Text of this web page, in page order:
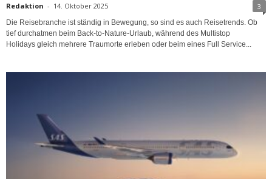
Redaktion - 14. Oktober 2025 3
Die Reisebranche ist ständig in Bewegung, so sind es auch Reisetrends. Ob
tief durchatmen beim Back-to-Nature-Urlaub, während des Multistop
Holidays gleich mehrere Traumorte erleben oder beim eines Full Service...